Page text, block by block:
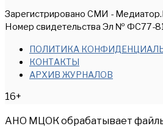
Зарегистрировано СМИ -
Номер свидетельства Эл № ФС77-
ПОЛИТИКА
КОНТАКТЫ
АРХИВ ЖУРНАЛОВ
16+
АНО МЦОК обрабатывает